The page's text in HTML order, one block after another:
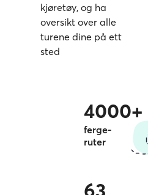
kjøretøy, og ha
oversikt over alle
turene dine på ett
sted
4000+
ferge-
ruter